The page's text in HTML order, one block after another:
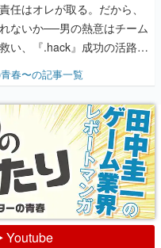
任はオレが取る。だから、
ないか──男の熱意はチーム
い、『.hack』成功の活路を
男児・松山 洋に流れる血は
』色だった【若ゲのいた
春〜の記事一覧
Youtube